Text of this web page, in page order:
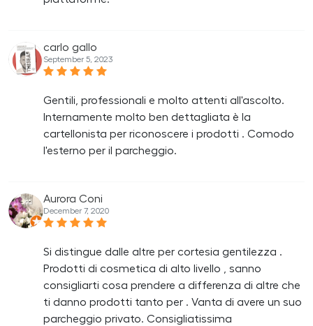
carlo gallo
September 5, 2023
Gentili, professionali e molto attenti all'ascolto.
Internamente molto ben dettagliata è la
cartellonista per riconoscere i prodotti . Comodo
l'esterno per il parcheggio.
Aurora Coni
December 7, 2020
Si distingue dalle altre per cortesia gentilezza .
Prodotti di cosmetica di alto livello , sanno
consigliarti cosa prendere a differenza di altre che
ti danno prodotti tanto per . Vanta di avere un suo
parcheggio privato. Consigliatissima